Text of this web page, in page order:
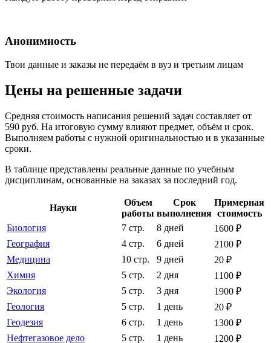
Анонимность
Твои данные и заказы не передаём в вуз и третьим лицам
Цены на решенные задачи
Средняя стоимость написания решений задач составляет от
590 руб. На итоговую сумму влияют предмет, объём и срок.
Выполняем работы с нужной оригинальностью и в указанные
сроки.
В таблице представлены реальные данные по учебным
дисциплинам, основанные на заказах за последний год.
Науки
Объем
работы
Срок
выполнения
Примерная
стоимость
Биология
7 стр. 8 дней
1600 ₽
География
4 стр. 6 дней
2100 ₽
Медицина
10 стр. 9 дней
20 ₽
Химия
5 стр. 2 дня
1100 ₽
Экология
5 стр. 3 дня
1900 ₽
Геология
5 стр. 1 день
20 ₽
Геодезия
6 стр. 1 день
1300 ₽
Нефтегазовое дело
5 стр. 1 день
1200 ₽